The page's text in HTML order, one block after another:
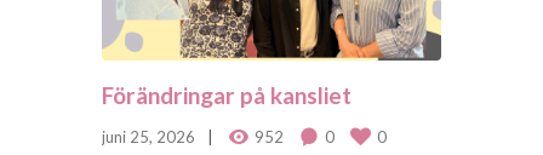
Förändringar på kansliet
juni 25, 2026 952 0 0